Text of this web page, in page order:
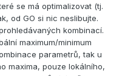
se má optimalizovat (tj.
od GO si nic neslibujte.
kombinací.
maximum/minimum
parametrů, tak u
maxima, pouze lokálního,